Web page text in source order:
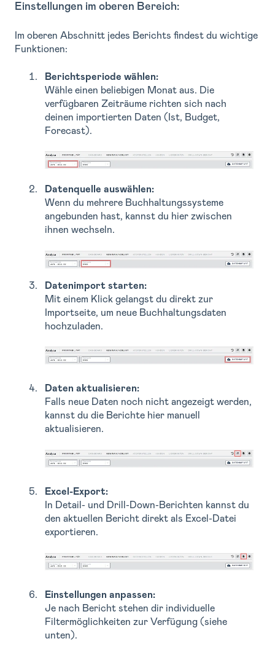
Einstellungen im oberen Bereich:
Im oberen Abschnitt jedes Berichts findest du wichtige
Funktionen:
Berichtsperiode wählen:
Wähle einen beliebigen Monat aus. Die
verfügbaren Zeiträume richten sich nach
deinen importierten Daten (Ist, Budget,
Forecast).
Datenquelle auswählen:
Wenn du mehrere Buchhaltungssysteme
angebunden hast, kannst du hier zwischen
ihnen wechseln.
Datenimport starten:
Mit einem Klick gelangst du direkt zur
Importseite, um neue Buchhaltungsdaten
hochzuladen.
Daten aktualisieren:
Falls neue Daten noch nicht angezeigt werden,
kannst du die Berichte hier manuell
aktualisieren.
Excel-Export:
In Detail- und Drill-Down-Berichten kannst du
den aktuellen Bericht direkt als Excel-Datei
exportieren.
Einstellungen anpassen:
Je nach Bericht stehen dir individuelle
Filtermöglichkeiten zur Verfügung (siehe
unten).